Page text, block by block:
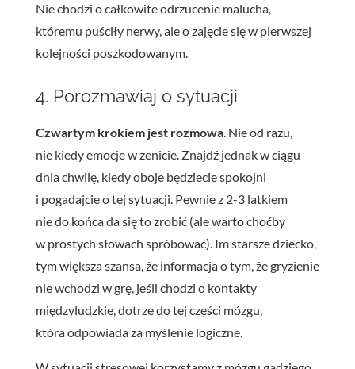
Nie chodzi o całkowite odrzucenie malucha,
któremu puściły nerwy, ale o zajęcie się w pierwszej
kolejności poszkodowanym.
4. Porozmawiaj o sytuacji
Czwartym krokiem jest rozmowa. Nie od razu,
nie kiedy emocje w zenicie. Znajdź jednak w ciągu
dnia chwilę, kiedy oboje będziecie spokojni
i pogadajcie o tej sytuacji. Pewnie z 2-3 latkiem
nie do końca da się to zrobić (ale warto choćby
w prostych słowach spróbować). Im starsze dziecko,
tym większa szansa, że informacja o tym, że gryzienie
nie wchodzi w grę, jeśli chodzi o kontakty
międzyludzkie, dotrze do tej części mózgu,
która odpowiada za myślenie logiczne.